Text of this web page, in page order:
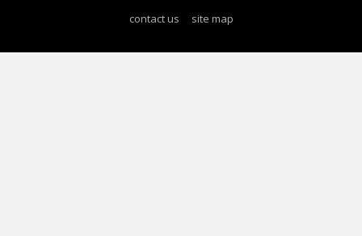
contact us site map